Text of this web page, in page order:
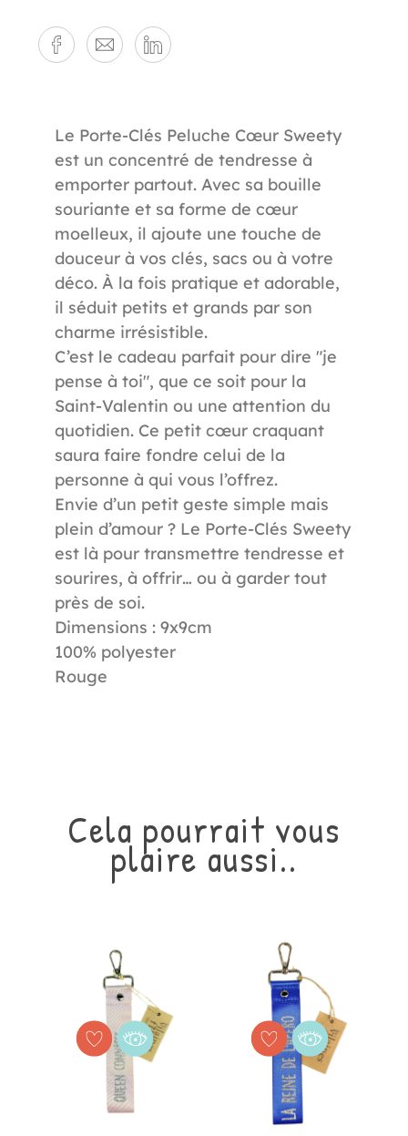
Le Porte-Clés Peluche Cœur Sweety
est un concentré de tendresse à
emporter partout. Avec sa bouille
souriante et sa forme de cœur
moelleux, il ajoute une touche de
douceur à vos clés, sacs ou à votre
déco. À la fois pratique et adorable,
il séduit petits et grands par son
charme irrésistible.
C’est le cadeau parfait pour dire "je
pense à toi", que ce soit pour la
Saint-Valentin ou une attention du
quotidien. Ce petit cœur craquant
saura faire fondre celui de la
personne à qui vous l’offrez.
Envie d’un petit geste simple mais
plein d’amour ? Le Porte-Clés Sweety
est là pour transmettre tendresse et
sourires, à offrir… ou à garder tout
près de soi.
Dimensions : 9x9cm
100% polyester
Rouge
Référence
En stock 4 Produits
Cela pourrait vous
plaire aussi..